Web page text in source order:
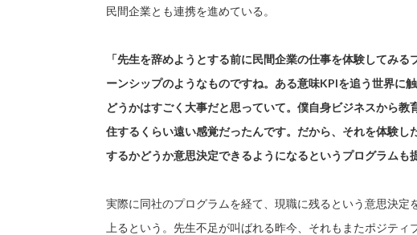
民間企業とも連携を進めている。
「先生を辞めようとする前に民間企業の仕事を体験してみ
ーンシップのようなものですね。ある意味KPIを追う世界に
どうかはすごく大事だと思っていて。僕自身ビジネスから教
住するくらい遠い感覚だったんです。だから、それを体験し
するかどうか意思決定できるようになるというプログラムも
実際に同社のプログラムを経て、現職に残るという意思決定
上るという。先生不足が叫ばれる昨今、それもまたポジティ